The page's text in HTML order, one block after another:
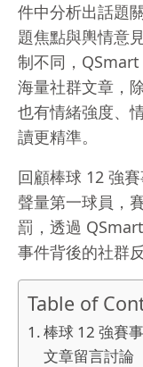
件中分析出話題
題焦點與輿情意
制不同，
海量社群文章，
也有情緒強度、
讀更精準。
回顧棒球 12 強
聲量第一球員，
罰，透過
事件背後的社群反
Table of
棒球 12 強賽
文章留言討論